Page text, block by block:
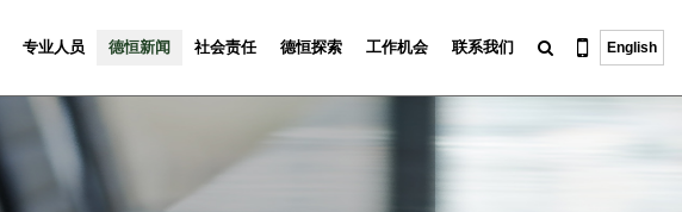
专业人员 德恒新闻 社会责任 德恒探索 工作机会 联系我们 English